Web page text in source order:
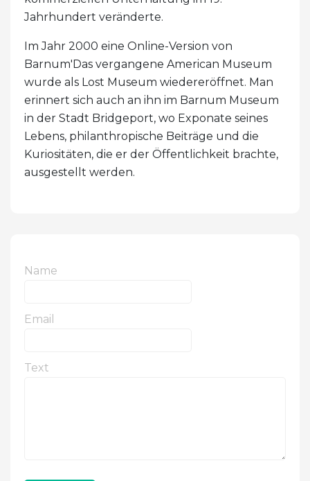
Jahrhundert veränderte.
Im Jahr 2000 eine Online-Version von
Barnum'Das vergangene American Museum
wurde als Lost Museum wiedereröffnet. Man
erinnert sich auch an ihn im Barnum Museum
in der Stadt Bridgeport, wo Exponate seines
Lebens, philanthropische Beiträge und die
Kuriositäten, die er der Öffentlichkeit brachte,
ausgestellt werden.
Name
Email
Text